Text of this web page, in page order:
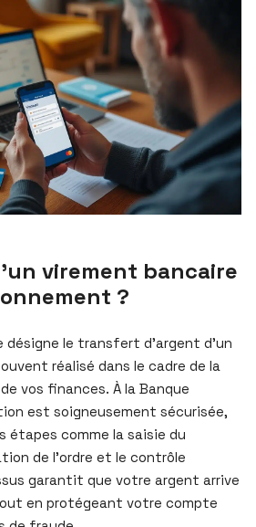
virement bancaire
?
désigne le transfert d’argent d’un
réalisé dans le cadre de la
vos finances. À la Banque
est soigneusement sécurisée,
étapes comme la saisie du
de l’ordre et le contrôle
garantit que votre argent arrive
en protégeant votre compte